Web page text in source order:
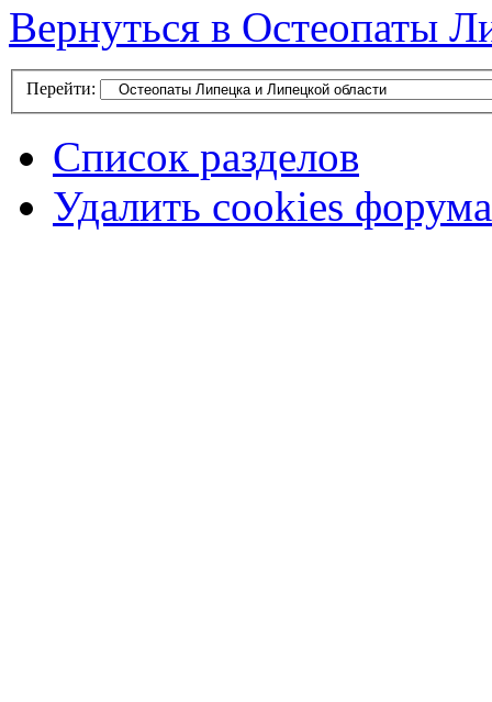
Вернуться в Остеопаты
Перейти:
Список разделов
Удалить cookies форума